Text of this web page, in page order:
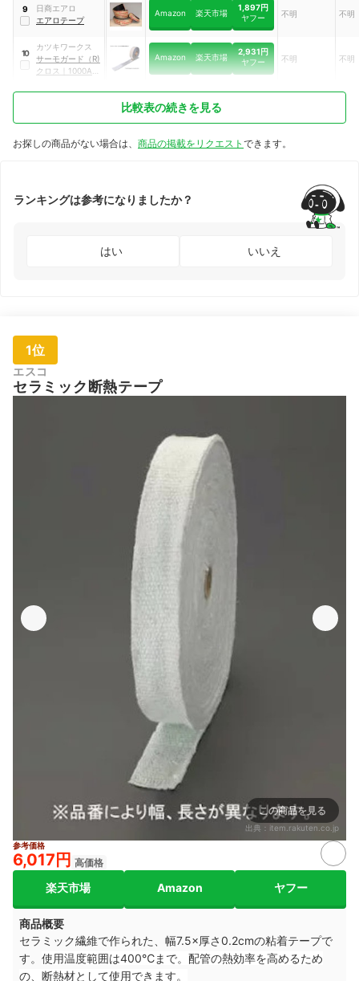
9
日商エアロ
エアロテープ
Amazon 楽天市場
1,897円
ヤフー
不明 不明
10
カツキワークス
サーモガード（R)
クロス
1000AD-
Amazon 楽天市場
2,931円
ヤフー
不明 不明
比較表の続きを見る
お探しの商品がない場合は、 商品の掲載をリクエスト できます。
ランキングは参考になりましたか？
はい いいえ
1位
エスコ
セラミック断熱テープ
この商品を見る
出典： item.rakuten.co.jp
参考価格
6,017円 高価格
楽天市場 Amazon ヤフー
商品概要
セラミック繊維で作られた、幅7.5×厚さ0.2cmの粘着テープで
す。 使用温度範囲は400℃まで。 配管の熱効率を高めるため
の、断熱材として使用できます。